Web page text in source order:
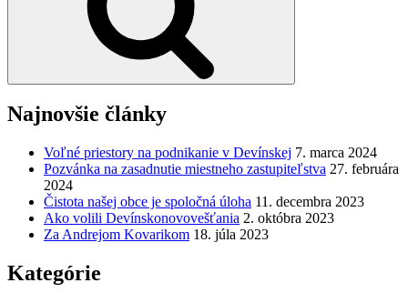
Najnovšie články
Voľné priestory na podnikanie v Devínskej 7. marca 2024
Pozvánka na zasadnutie miestneho zastupiteľstva 27. februára
2024
Čistota našej obce je spoločná úloha 11. decembra 2023
Ako volili Devínskonovovešťania 2. októbra 2023
Za Andrejom Kovarikom 18. júla 2023
Kategórie